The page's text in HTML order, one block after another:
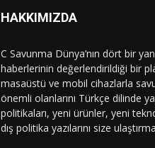
HAKKIMIZDA
C Savunma Dünya’nın dört bir
haberlerinin değerlendirildiği bir
masaüstü ve mobil cihazlarla
önemli olanlarını Türkçe dilinde
politikaları, yeni ürünler, yeni
dış politika yazılarını size